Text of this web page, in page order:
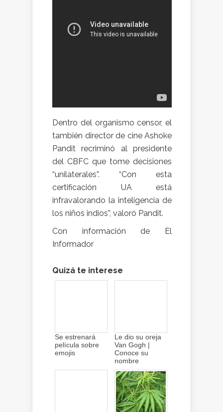
Dentro del organismo censor, el
también director de cine Ashoke
Pandit recriminó al presidente
del CBFC que tome decisiones
“unilaterales”. “Con esta
certificación UA está
infravalorando la inteligencia de
los niños indios”, valoró Pandit.
Con información de El
Informador
Quizá te interese
Se estrenará
película sobre
emojis
Le dio su oreja
Van Gogh |
Conoce su
nombre